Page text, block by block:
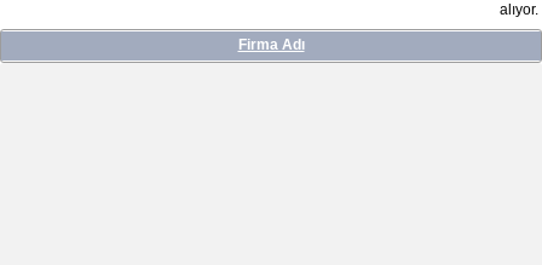
alıyor.
Firma Adı